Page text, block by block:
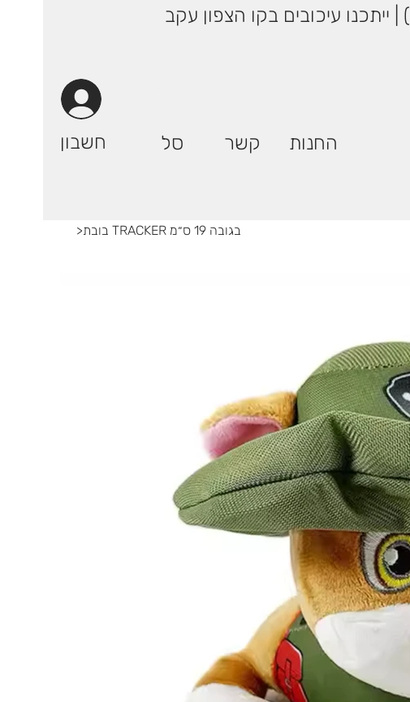
שליח עד הבית עד 5 ימי עסקים! | רק 29.90 ₪ (אילת: 59.90₪) | ייתכנו עיכובים בקו הצפון עקב
חשבון סל קשר החנות
> בובת TRACKER בגובה 19 ס״מ